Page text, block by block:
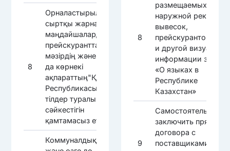
8
Орналастырылатын
сыртқы жарнаманың,
маңдайшалардың,
прейскуранттардың,
мәзірдің және басқа
да көрнекі
ақпараттың"Қазақстан
Республикасындағы
тілдер туралы" заңға
сәйкестігін
қамтамасыз ету
Коммуналдық, күзет
8
размещаемых
наружной рекламы,
вывесок,
прейскурантов,
и другой
информации закону
«О языках в
Республике
Казахстан»
9
Самостоятельно
заключить прямые
договора с
поставщиками